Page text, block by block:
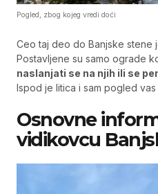
Pogled, zbog kojeg vredi doći
Ceo taj deo do Banjske stene
Postavljene su samo ograde
naslanjati se na njih ili se
Ispod je litica i sam pogled
Osnovne
vidikovcu